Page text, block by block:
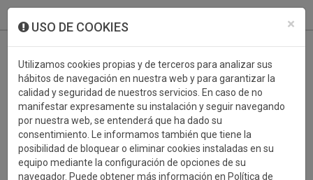
×
USO DE COOKIES
Utilizamos cookies propias y de terceros para analizar sus
hábitos de navegación en nuestra web y para garantizar la
calidad y seguridad de nuestros servicios. En caso de no
manifestar expresamente su instalación y seguir navegando
por nuestra web, se entenderá que ha dado su
consentimiento. Le informamos también que tiene la
posibilidad de bloquear o eliminar cookies instaladas en su
equipo mediante la configuración de opciones de su
navegador. Puede obtener más información en Política de
TROFEOS DEPORTIVOS